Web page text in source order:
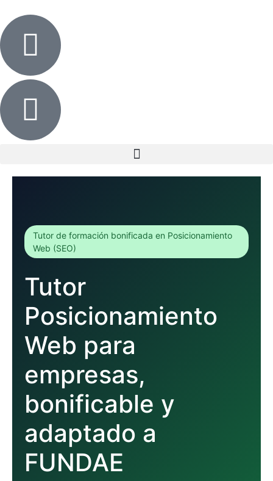
Tutor de formación bonificada en Posicionamiento
Web (SEO)
Tutor
Posicionamiento
Web para
empresas,
bonificable y
adaptado a
FUNDAE